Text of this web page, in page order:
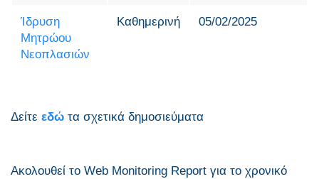
Ίδρυση
Μητρώου
Νεοπλασιών
Καθημερινή 05/02/2025
Δείτε εδώ τα σχετικά δημοσιεύματα
Ακολουθεί το Web Monitoring Report για τo χρονικό